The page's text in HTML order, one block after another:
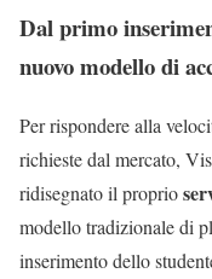
Dal primo
nuovo modello di
Per rispondere alla
richieste dal mercato,
ridisegnato il proprio
modello tradizionale di
inserimento dello